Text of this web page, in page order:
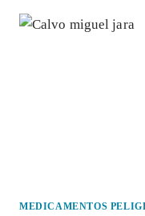
MEDICAMENTOS